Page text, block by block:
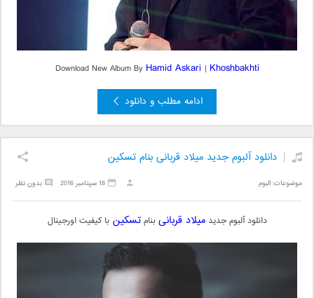
Download New Album By Hamid Askari | Khoshbakhti
ادامه مطلب و دانلود
دانلود آلبوم جدید میلاد قربانی بنام تسکین
موضوعات:البوم بدون نظر 18 سپتامبر 2016
دانلود آلبوم جدیدمیلاد قربانیبنامتسکینبا کیفیت اورجینال